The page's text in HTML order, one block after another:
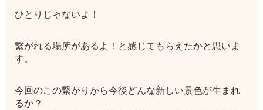
ひとりじゃないよ！
繋がれる場所があるよ！と感じてもらえたかと思いま
す。
今回のこの繋がりから今後どんな新しい景色が生まれ
るか？